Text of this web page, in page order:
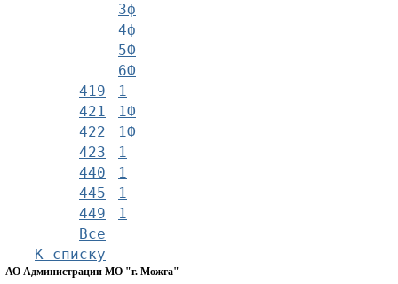
3ф
4ф
5Ф
6Ф
419
1
421
1Ф
422
1Ф
423
1
440
1
445
1
449
1
Все
К списку
АО Администрации МО "г. Можга"